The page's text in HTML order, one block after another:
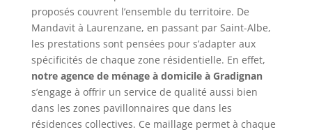
proposés couvrent l’ensemble du territoire. De
Mandavit à Laurenzane, en passant par Saint-Albe,
les prestations sont pensées pour s’adapter aux
spécificités de chaque zone résidentielle. En effet,
notre agence de ménage à domicile à Gradignan
s’engage à offrir un service de qualité aussi bien
dans les zones pavillonnaires que dans les
résidences collectives. Ce maillage permet à chaque